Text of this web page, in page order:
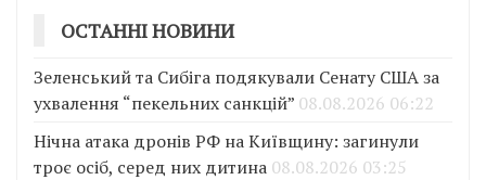
ОСТАННІ НОВИНИ
Зеленський та Сибіга подякували Сенату США за
ухвалення “пекельних санкцій” 08.08.2026 06:22
Нічна атака дронів РФ на Київщину: загинули
троє осіб, серед них дитина 08.08.2026 03:25